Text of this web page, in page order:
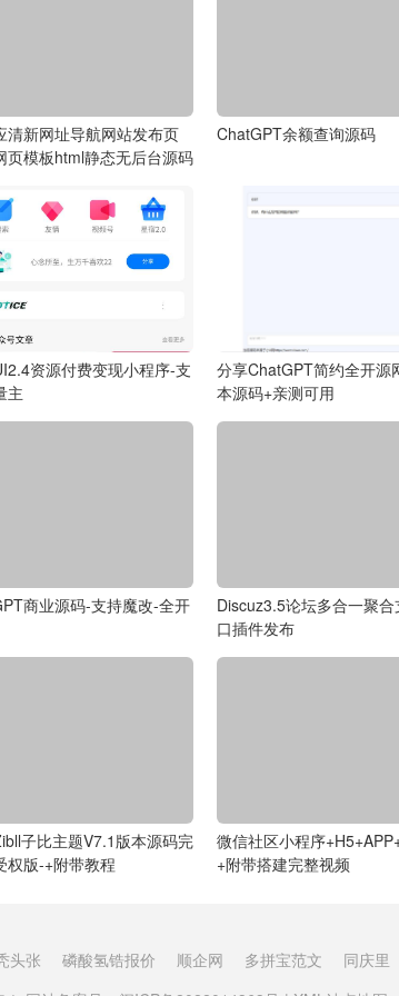
清新网址导航网站发布页
页模板html静态无后台源码
ChatGPT余额查询源码
资源付费变现小程序-支
主
分享ChatGPT简约全开源
本源码+亲测可用
商业源码-支持魔改-全开
Discuz3.5论坛多合一聚
口插件发布
子比主题V7.1版本源码完
权版-+附带教程
微信社区小程序
+附带搭建完整视频
头张 磷酸氢锆报价 顺企网 多拼宝范文
同庆里